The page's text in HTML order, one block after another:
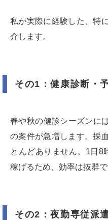
私が実際に経験した、特
介します。
その1：健康診断・
春や秋の健診シーズンに
の案件が急増します。採
とんどありません。1日8
稼げるため、効率は抜群で
その2：夜勤専従派